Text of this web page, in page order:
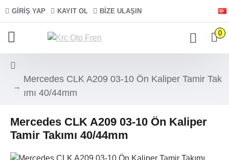
GIRIŞ YAP KAYIT OL BIZE ULAŞIN
0
Mercedes CLK A209 03-10 Ön Kaliper Tamir Tak
ımı 40/44mm
Mercedes CLK A209 03-10 Ön Kaliper
Tamir Takımı 40/44mm